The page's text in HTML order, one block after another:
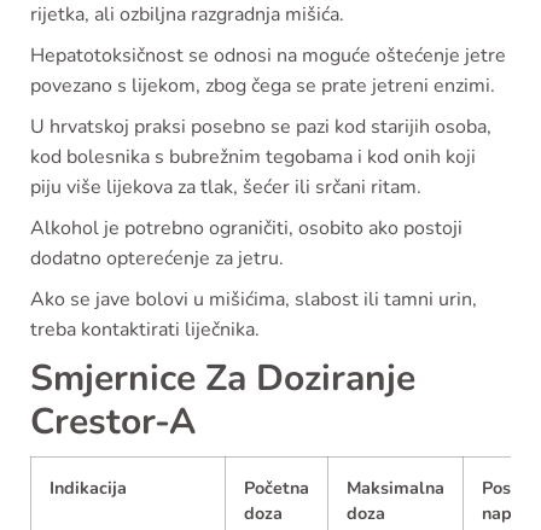
rijetka, ali ozbiljna razgradnja mišića.
Hepatotoksičnost se odnosi na moguće oštećenje jetre
povezano s lijekom, zbog čega se prate jetreni enzimi.
U hrvatskoj praksi posebno se pazi kod starijih osoba,
kod bolesnika s bubrežnim tegobama i kod onih koji
piju više lijekova za tlak, šećer ili srčani ritam.
Alkohol je potrebno ograničiti, osobito ako postoji
dodatno opterećenje za jetru.
Ako se jave bolovi u mišićima, slabost ili tamni urin,
treba kontaktirati liječnika.
Smjernice Za Doziranje
Crestor-A
Indikacija
Početna
doza
Maksimalna
doza